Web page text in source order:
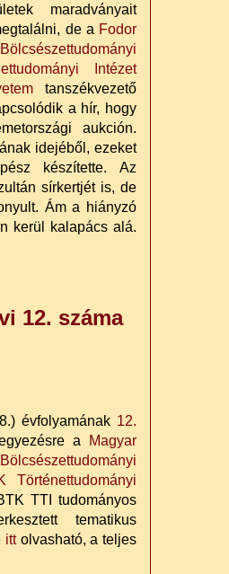
maradványait
de a Fodor
Intézet
tanszékvezető
a hír, hogy
aukción.
idejéből, ezeket
készítette. Az
sírkertjét is, de
Ám a hiányzó
kerül kalapács alá.
12. száma
évfolyamának 12.
a
Magyar
Történettudományi
TTI tudományos
tematikus
ittolvasható, a teljes